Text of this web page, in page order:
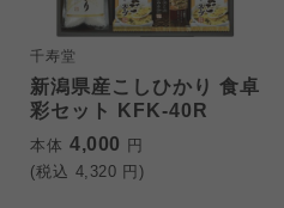
千寿堂
新潟県産こしひかり 食卓
彩セット KFK-40R
本体 4,000 円
(税込 4,320 円)